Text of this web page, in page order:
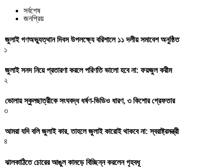
সর্বশেষ
জনপ্রিয়
জুলাই গণঅভ্যুত্থান দিবস উপলক্ষ্যে বরিশালে ১১ দলীয় সমাবেশ অনুষ্ঠিত
১
জুলাই সনদ নিয়ে প্রতারণা করলে পরিণতি ভালো হবে না: ফয়জুল করীম
২
ভোলায় স্কুলছাত্রীকে সংঘবদ্ধ ধর্ষণ-ভিডিও ধারণ, ৩ কিশোর গ্রেফতার
৩
আমরা যদি বলি জুলাই কার, তাহলে জুলাই কারোই থাকবে না: স্বরাষ্ট্রমন্ত্রী
৪
ঝালকাঠিতে চোরের আঙুল কামড়ে বিচ্ছিন্ন করলেন গৃহবধূ